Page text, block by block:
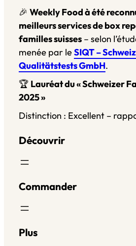
🎉 Weekly Food à été
meilleurs services de box
familles suisses – selon
menée par leSIQT –
Qualitätstests GmbH.
🏆 Lauréat du « Schweizer
2025 »
Distinction : Excellent –
Découvrir
Commander
Plus